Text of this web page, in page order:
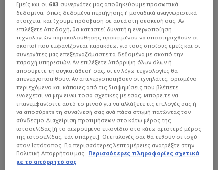
Εμείς και οι 603 συνεργάτες μας αποθηκεύουμε προσωπικά
δεδομένα, όπως δεδομένα περιήγησης ή μοναδικά αναγνωριστικά
στοιχεία, και έχουμε πρόσβαση σε αυτά στη συσκευή σας. Αν
επιλέξετε Αποδοχή, θα καταστεί δυνατή η ενεργοποίηση
τεχνολογιών παρακολούθησης προκειμένου να υποστηριχθούν οι
σκοποί που εμφανίζονται παρακάτω, για τους οποίους εμείς και οι
συνεργάτες μας επεξεργαζόμαστε τα δεδομένα με σκοπό την
παροχή υπηρεσιών. Αν επιλέξετε Απόρριψη όλων όλων ή
αποσύρετε τη συγκατάθεσή σας, οι εν λόγω τεχνολογίες θα
απενεργοποιηθούν. Αν απενεργοποιηθούν οι ιχνηλάτες, ορισμένο
περιεχόμενο και κάποιες από τις διαφημίσεις που βλέπετε
ενδέχεται να μην είναι τόσο σχετικές με εσάς. Μπορείτε να
επανεμφανίσετε αυτό το μενού για να αλλάξετε τις επιλογές σας ή
να αποσύρετε τη συναίνεσή σας ανά πάσα στιγμή πατώντας τον
σύνδεσμο Διαχείριση προτιμήσεων στο κάτω μέρος της
ιστοσελίδας [ή το αιωρούμενο εικονίδιο στο κάτω αριστερό μέρος
της ιστοσελίδας, εάν υπάρχει]. Οι επιλογές σας θα τεθούν σε ισχύ
στον Ιστότοπος. Για περισσότερες λεπτομέρειες ανατρέξτε στην
Πολιτική Απορρήτου μας. Περισσότερες πληροφορίες σχετικά
με το απόρρητό σας